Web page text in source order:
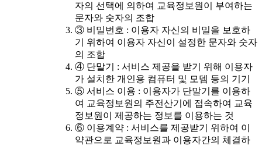
자의 선택에 의하여 교육정보원이 부여하는
문자와 숫자의 조합
③ 비밀번호 : 이용자 자신의 비밀을 보호하
기 위하여 이용자 자신이 설정한 문자와 숫자
의 조합
④ 단말기 : 서비스 제공을 받기 위해 이용자
가 설치한 개인용 컴퓨터 및 모뎀 등의 기기
⑤ 서비스 이용 : 이용자가 단말기를 이용하
여 교육정보원의 주전산기에 접속하여 교육
정보원이 제공하는 정보를 이용하는 것
⑥ 이용계약 : 서비스를 제공받기 위하여 이
약관으로 교육정보원과 이용자간의 체결하